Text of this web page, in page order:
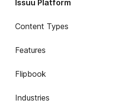
Issuu Platform
Content Types
Features
Flipbook
Industries